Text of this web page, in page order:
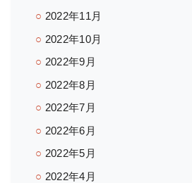
2022年11月
2022年10月
2022年9月
2022年8月
2022年7月
2022年6月
2022年5月
2022年4月